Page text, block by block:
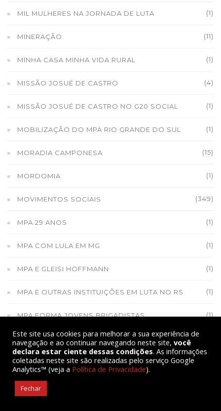
MIL MULHERES NA JORNADA DE LUTA (1)
MINERAÇÃO (11)
MINHA CASA MINHA VIDA RURAL (1)
MISSÃO JOSUÉ DE CASTRO (4)
MISSÃO JOSUÉ DE CASTRO NO G20 SOCIAL (1)
MOBILIZAÇÃO DO MPA RIO GRANDE DO SUL (1)
MORADIA CAMPONESA (15)
MORDOMIA (1)
MOVIMENTOS SOCIAIS (349)
MPA 29 ANOS (1)
MPA COM LULA EM MG (1)
MPA E GLEISI HOFFMANN (1)
MPA E OUTRAS INSTITUIÇÕES EM LUTA NO RS (1)
MPA FORMA JOVENS BRIGADISTAS (1)
MPA INFORMA
MPA MIRIM DE SALVADOR (BA)
MPA NA CONAB
Este site usa cookies para melhorar a sua experiência de
navegação e ao continuar navegando neste site, você
declara estar ciente dessas condições. As informações
coletadas neste site são realizadas pelo serviço Google
Analytics™ (veja a Política de Privacidade).
Fechar